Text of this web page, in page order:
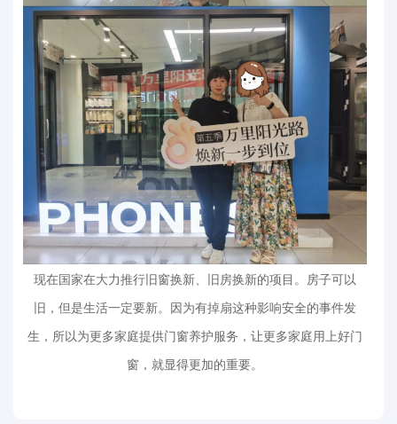
现在国家在大力推行旧窗换新、旧房换新的项目。房子可以
旧，但是生活一定要新。因为有掉扇这种影响安全的事件发
生，所以为更多家庭提供门窗养护服务，让更多家庭用上好门
窗，就显得更加的重要。